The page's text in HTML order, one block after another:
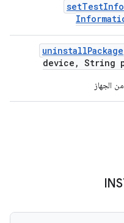
setTest
uninstallPackage
device , String
الجهاز